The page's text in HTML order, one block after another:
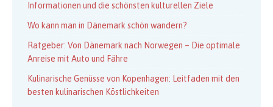
Informationen und die schönsten kulturellen Ziele
Wo kann man in Dänemark schön wandern?
Ratgeber: Von Dänemark nach Norwegen – Die optimale
Anreise mit Auto und Fähre
Kulinarische Genüsse von Kopenhagen: Leitfaden mit den
besten kulinarischen Köstlichkeiten